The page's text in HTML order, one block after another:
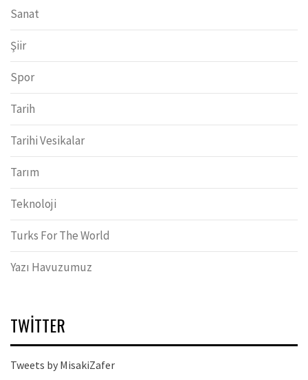
Sanat
Şiir
Spor
Tarih
Tarihi Vesikalar
Tarım
Teknoloji
Turks For The World
Yazı Havuzumuz
TWITTER
Tweets by MisakiZafer